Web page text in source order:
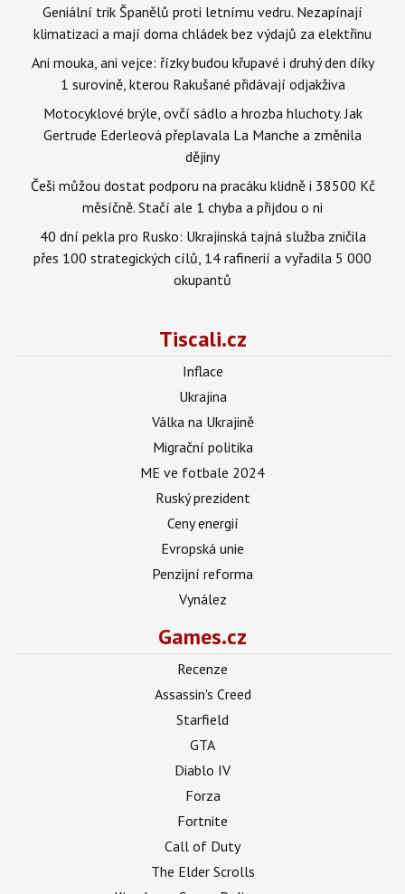
Geniální trik Španělů proti letnímu vedru. Nezapínají
klimatizaci a mají doma chládek bez výdajů za elektřinu
Ani mouka, ani vejce: řízky budou křupavé i druhý den díky
1 surovině, kterou Rakušané přidávají odjakživa
Motocyklové brýle, ovčí sádlo a hrozba hluchoty. Jak
Gertrude Ederleová přeplavala La Manche a změnila
dějiny
Češi můžou dostat podporu na pracáku klidně i 38500 Kč
měsíčně. Stačí ale 1 chyba a přijdou o ni
40 dní pekla pro Rusko: Ukrajinská tajná služba zničila
přes 100 strategických cílů, 14 rafinerií a vyřadila 5 000
okupantů
Tiscali.cz
Inflace
Ukrajina
Válka na Ukrajině
Migrační politika
ME ve fotbale 2024
Ruský prezident
Ceny energií
Evropská unie
Penzijní reforma
Vynález
Games.cz
Recenze
Assassin's Creed
Starfield
GTA
Diablo IV
Forza
Fortnite
Call of Duty
The Elder Scrolls